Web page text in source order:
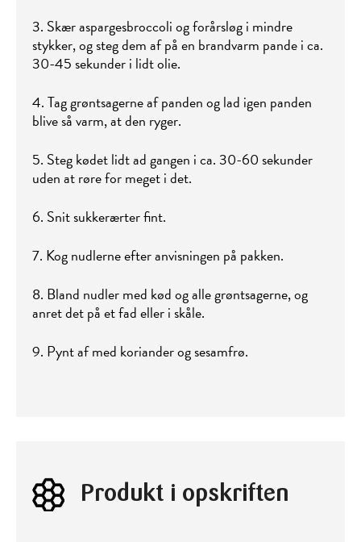
3. Skær aspargesbroccoli og forårsløg i mindre
stykker, og steg dem af på en brandvarm pande i ca.
30-45 sekunder i lidt olie.
4. Tag grøntsagerne af panden og lad igen panden
blive så varm, at den ryger.
5. Steg kødet lidt ad gangen i ca. 30-60 sekunder
uden at røre for meget i det.
6. Snit sukkerærter fint.
7. Kog nudlerne efter anvisningen på pakken.
8. Bland nudler med kød og alle grøntsagerne, og
anret det på et fad eller i skåle.
9. Pynt af med koriander og sesamfrø.
Produkt i opskriften